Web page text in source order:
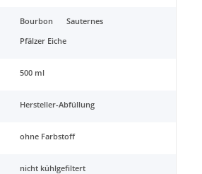
Bourbon Sauternes
Pfälzer Eiche
500 ml
Hersteller-Abfüllung
ohne Farbstoff
nicht kühlgefiltert